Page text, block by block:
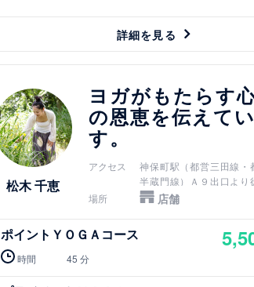
詳細を見る
松木 千恵
ヨガがもたらす
の恩恵を伝えて
す。
アクセス
神保町駅（都営三田線・
半蔵門線）Ａ９出口より
新御茶ノ水駅（千代田線
場所 店舗
ポイントＹＯＧＡコース
時間 45 分